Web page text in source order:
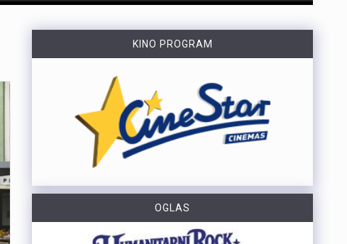
https://youtu.be/mldUU0Knk1Y U prometnoj nesreći u Rijeci teško je ozlijeđena 75-godišnja pješakinja, dok je 80-godišnji pješak prošao s lakšim ozljedama. Na njih je na pješačkom prijelazu naletio autobus kojim je upravljao 54-godišnji vozač. Nesreća se dogodila u utorak, 4. kolovoza, oko 18 sati na raskrižju Ulice Ivana Zajca i Ribarske ulice.
https://youtu.be/TrD_YDDOMIw Nogometaši Rijeke večeras u 20 sati i 45 minuta na stadionu Rujevica igraju utakmicu trećeg kola kvalifikacija za Konferencijsku ligu protiv finskog Ilvesa. Trener Matjaž Kek i igrač Branko Pavić naglašavaju kako u Europi nema mjesta za prosječnost te da ih očekuje teška utakmica protiv suparnika koji se dobro brani i kvalitetno izlazi u tranziciju. Cilj Rijeke je ostvariti što veću rezultatsku razliku u susretu koji traje najmanje 180 minuta. Više u videoprilogu:
KINO PROGRAM
OGLAS